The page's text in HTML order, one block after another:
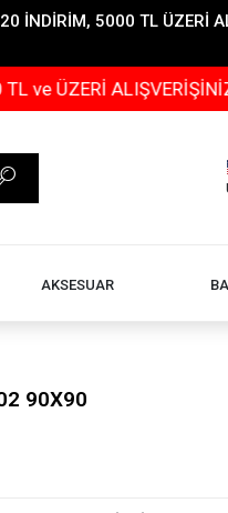
İNDİRİM, 5000 TL ÜZERİ
ALIŞVERİŞİNİZE
AKSESUAR
90X90